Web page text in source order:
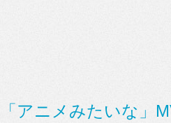
「アニメみたいな」